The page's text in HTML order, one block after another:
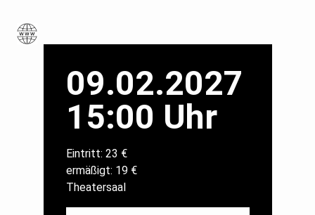
09.02.2027
15:00 Uhr
Eintritt: 23 €
ermäßigt: 19 €
Theatersaal